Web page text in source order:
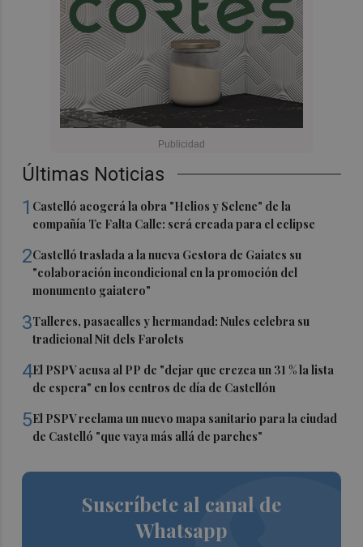
Últimas Noticias
1 Castelló acogerá la obra "Helios y Selene" de la
compañía Te Falta Calle: será creada para el eclipse
2Castelló traslada a la nueva Gestora de Gaiates su
"colaboración incondicional en la promoción del
monumento gaiatero"
3Talleres, pasacalles y hermandad: Nules celebra su
tradicional Nit dels Farolets
4El PSPV acusa al PP de "dejar que crezca un 31 % la lista
de espera" en los centros de día de Castellón
5El PSPV reclama un nuevo mapa sanitario para la ciudad
de Castelló "que vaya más allá de parches"
Suscríbete al canal de
Whatsapp